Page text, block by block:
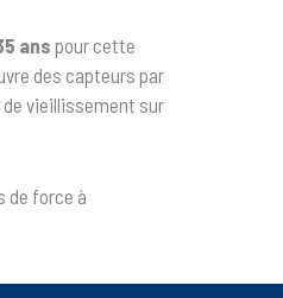
ans pour cette
des capteurs par
vieillissement sur
de force à